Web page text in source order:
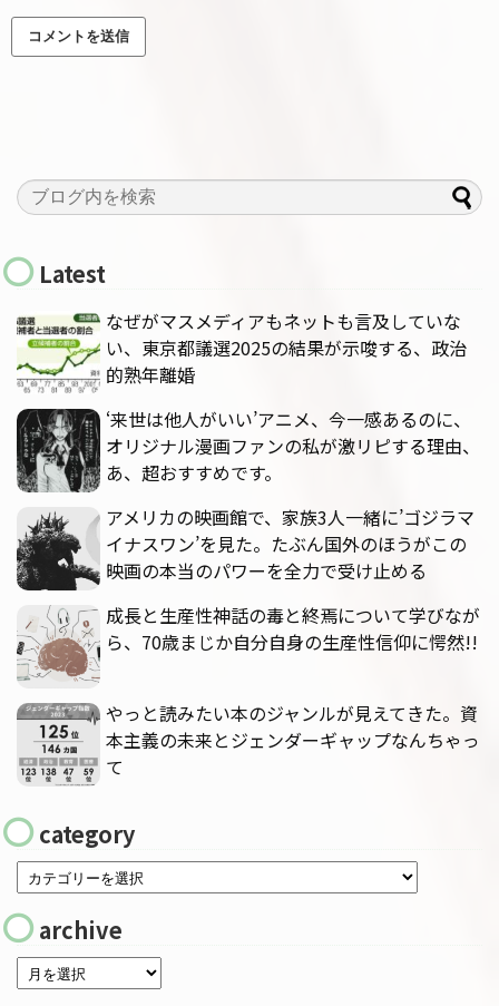
Latest
なぜがマスメディアもネットも言及していな
い、東京都議選2025の結果が示唆する、政治
的熟年離婚
‘来世は他人がいい’アニメ、今一感あるのに、
オリジナル漫画ファンの私が激リピする理由、
あ、超おすすめです。
アメリカの映画館で、家族3人一緒に’ゴジラマ
イナスワン’を見た。たぶん国外のほうがこの
映画の本当のパワーを全力で受け止める
成長と生産性神話の毒と終焉について学びなが
ら、70歳まじか自分自身の生産性信仰に愕然!!
やっと読みたい本のジャンルが見えてきた。資
本主義の未来とジェンダーギャップなんちゃっ
て
category
archive